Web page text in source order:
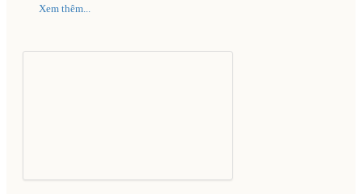
Xem thêm...